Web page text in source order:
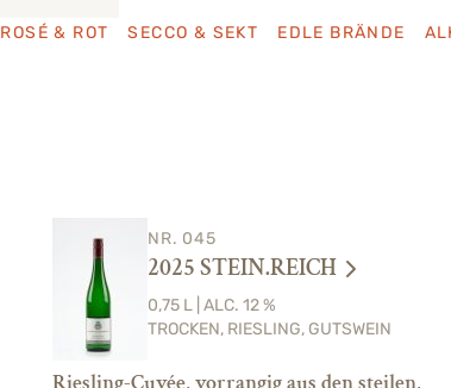
ROSÉ & ROT SECCO & SEKT EDLE BRÄNDE
NR. 045
2025 STEIN.REICH
0,75 L | ALC. 12 %
TROCKEN, RIESLING, GUTSWEIN